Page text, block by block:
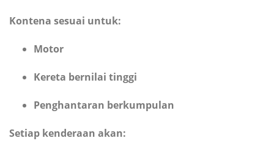
Kontena sesuai untuk:
Motor
Kereta bernilai tinggi
Penghantaran berkumpulan
Setiap kenderaan akan: